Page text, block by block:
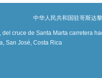
中华人民共和国驻哥斯达
cruce de Santa Marta carretera
San José, Costa Rica